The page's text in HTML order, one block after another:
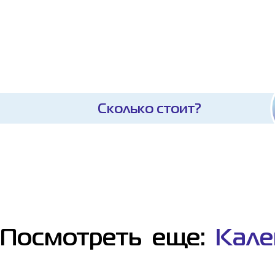
Сколько стоит?
Посмотреть еще: